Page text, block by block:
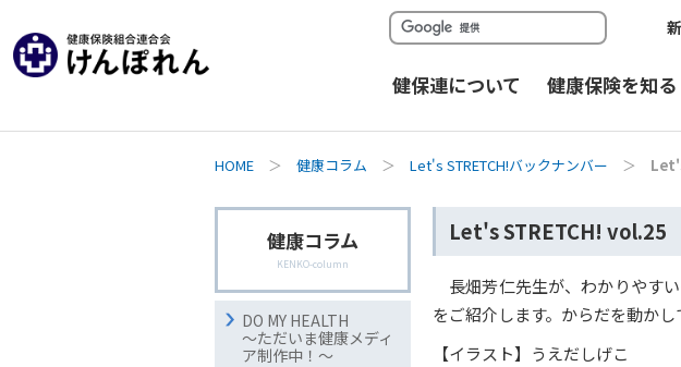
健保連について 健康保険を知
HOME ＞ 健康コラム ＞ Let's STRETCH!バックナンバー ＞
Let's STRETCH! vol.25
長畑芳仁先生が、わかりやす
をご紹介します。からだを動かし
【イラスト】うえだしげこ
健康コラム
KENKO-column
DO MY HEALTH
～ただいま健康メディ
ア制作中！～